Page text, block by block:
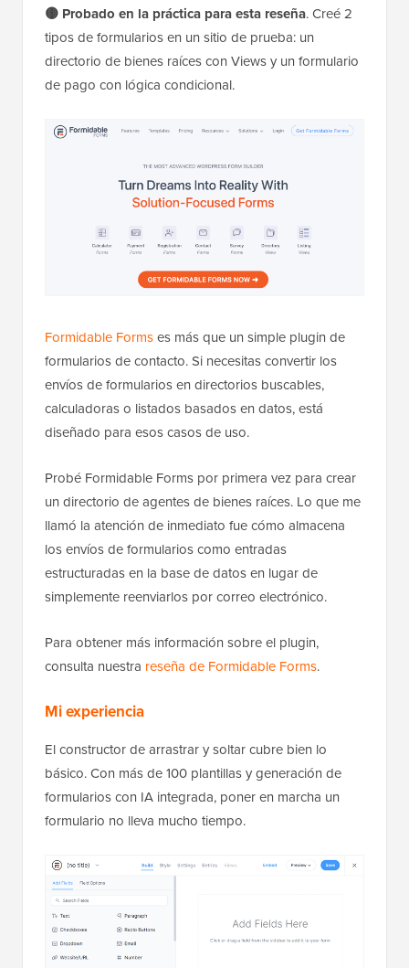
🟡 Probado en la práctica para esta reseña. Creé 2
tipos de formularios en un sitio de prueba: un
directorio de bienes raíces con Views y un formulario
de pago con lógica condicional.
Formidable Formses más que un simple plugin de
formularios de contacto. Si necesitas convertir los
envíos de formularios en directorios buscables,
calculadoras o listados basados en datos, está
diseñado para esos casos de uso.
Probé Formidable Forms por primera vez para crear
un directorio de agentes de bienes raíces. Lo que me
llamó la atención de inmediato fue cómo almacena
los envíos de formularios como entradas
estructuradas en la base de datos en lugar de
simplemente reenviarlos por correo electrónico.
Para obtener más información sobre el plugin,
consulta nuestra reseña de Formidable Forms.
Mi experiencia
El constructor de arrastrar y soltar cubre bien lo
básico. Con más de 100 plantillas y generación de
formularios con IA integrada, poner en marcha un
formulario no lleva mucho tiempo.